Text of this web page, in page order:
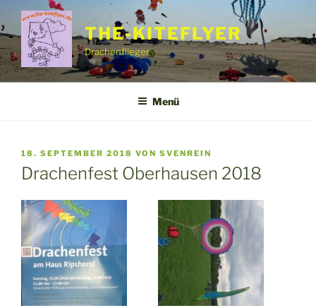
Zum
Inhalt
springen
THE-KITEFLYER
Drachenflieger
Menü
VERÖFFENTLICHT
AM
18. SEPTEMBER 2018 VON SVENREIN
Drachenfest Oberhausen 2018